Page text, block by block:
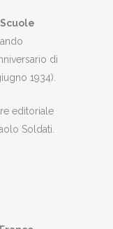
di
1934).
editoriale
Soldati.